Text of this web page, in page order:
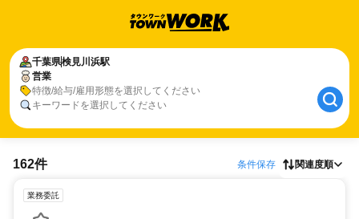
千葉県検見川浜駅
営業
特徴/給与/雇用形態を選択してください
キーワードを選択してください
162件 条件保存 関連度順
業務委託